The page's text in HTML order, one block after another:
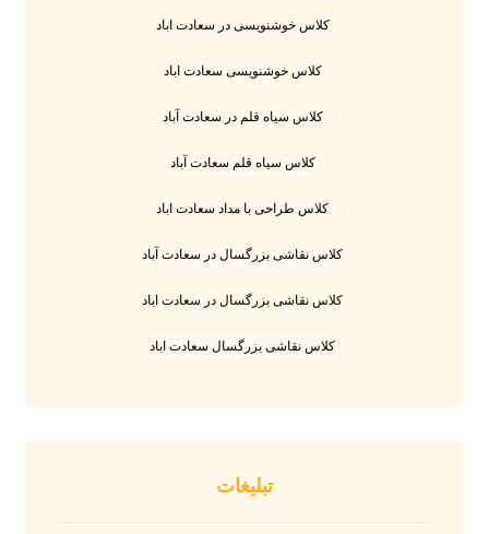
کلاس خوشنویسی در سعادت اباد
کلاس خوشنویسی سعادت اباد
کلاس سیاه قلم در سعادت آباد
کلاس سیاه قلم سعادت آباد
کلاس طراحی با مداد سعادت اباد
کلاس نقاشی بزرگسال در سعادت آباد
کلاس نقاشی بزرگسال در سعادت اباد
کلاس نقاشی بزرگسال سعادت اباد
تبلیغات